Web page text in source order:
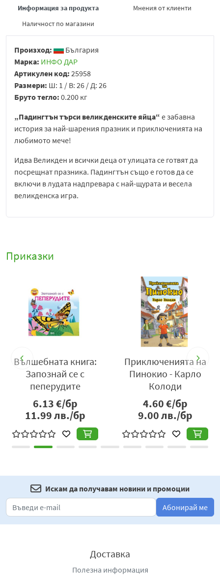
Информация за продукта
Мнения от клиенти
Наличност по магазини
Произход:
България
Марка: ИНФО ДАР
Артикулен код: 25958
Размери: Ш: 1 / В: 26 / Д: 26
Бруто тегло: 0.200 кг
„Падингтън търси великденскитеяйца“ е забавна
история за най-шарения празник и приключенията на
любимото мече!
Идва Великден и всички деца от улицата се готвят да
посрещнат празника. Падингтън също е готов да се
включи в лудата надпревара с най-щурата и весела
великденска игра.
Приказки
Вълшебната книга:
Запознай се с
пеперудите
6.13€/бр
11.99лв./бр
Приключенията на
Пинокио - Карло
Колоди
4.60€/бр
9.00лв./бр
Искам да получавам новини и промоции
Абонирай ме
Доставка
Полезна информация